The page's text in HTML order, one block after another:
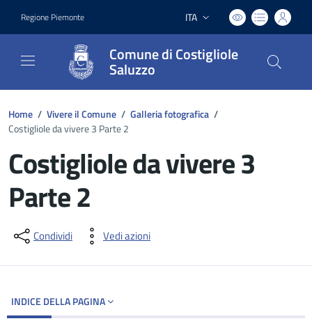
Regione Piemonte Lingua attiva:
ITA
Comune di Costigliole
Saluzzo
Home / Vivere il Comune / Galleria fotografica /
Costigliole da vivere 3 Parte 2
Costigliole da vivere 3
Parte 2
Dettagli del documento
Condividi Vedi azioni
INDICE DELLA PAGINA